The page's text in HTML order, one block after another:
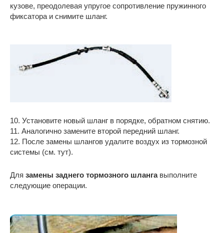
кузове, преодолевая упругое сопротивление пружинного
фиксатора и снимите шланг.
10. Установите новый шланг в порядке, обратном снятию.
11. Аналогично замените второй передний шланг.
12. После замены шлангов удалите воздух из тормозной
системы (см. тут).
Для замены заднего тормозного шлангавыполните
следующие операции.